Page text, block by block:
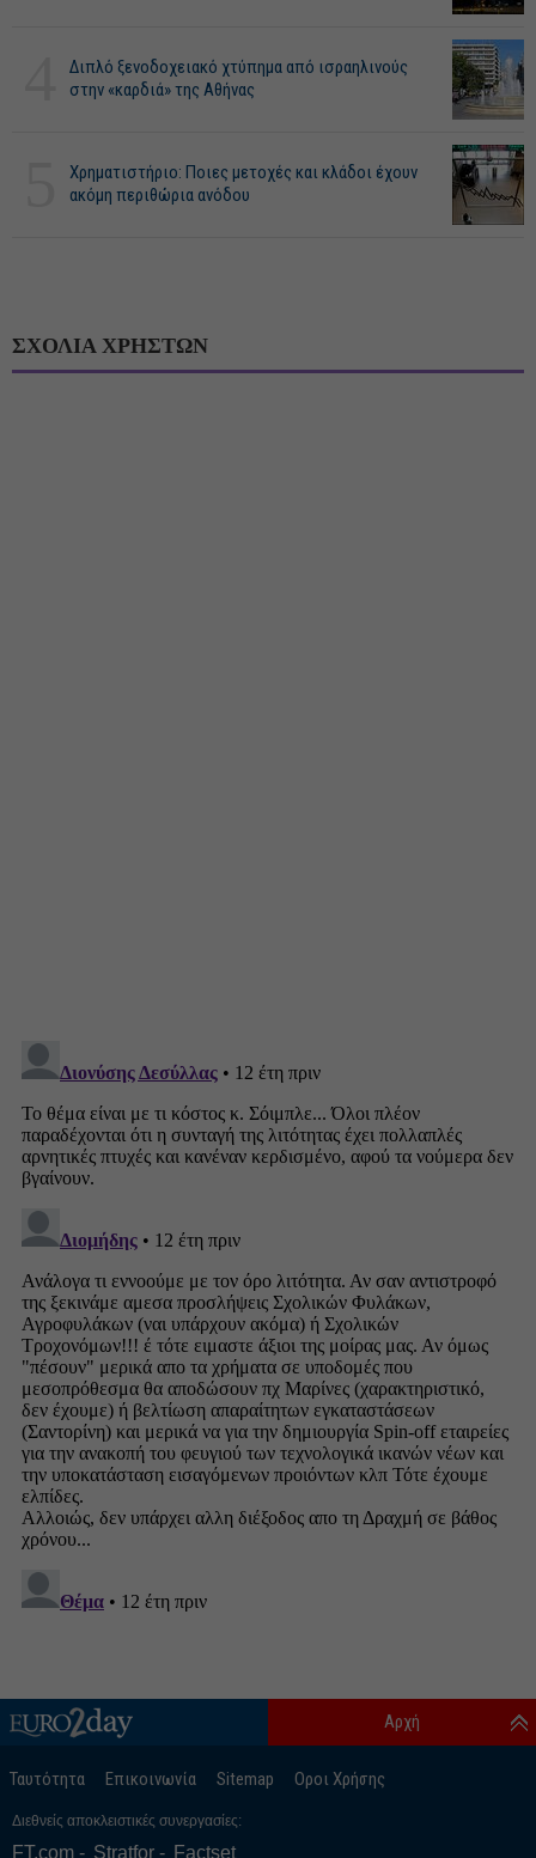
Διπλό ξενοδοχειακό χτύπημα από ισραηλινούς
στην «καρδιά» της Αθήνας
Χρηματιστήριο: Ποιες μετοχές και κλάδοι έχουν
ακόμη περιθώρια ανόδου
ΣΧΟΛΙΑ ΧΡΗΣΤΩΝ
Ταυτότητα Επικοινωνία Sitemap Οροι Χρήσης
Αρχή
Διεθνείς αποκλειστικές συνεργασίες:
FT.com Stratfor Factset